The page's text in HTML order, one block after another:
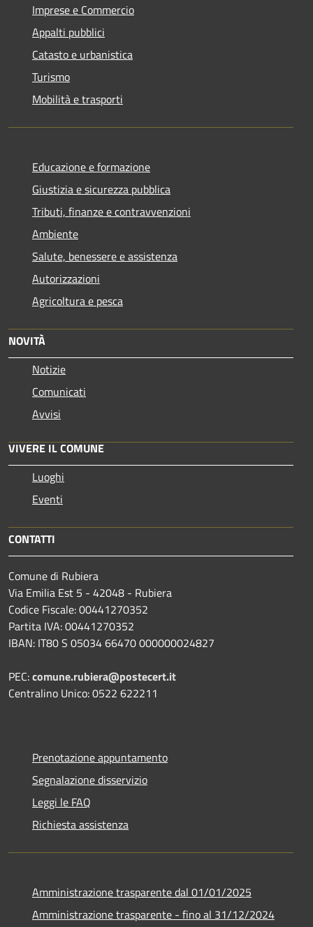
Imprese e Commercio
Appalti pubblici
Catasto e urbanistica
Turismo
Mobilità e trasporti
Educazione e formazione
Giustizia e sicurezza pubblica
Tributi, finanze e contravvenzioni
Ambiente
Salute, benessere e assistenza
Autorizzazioni
Agricoltura e pesca
NOVITÀ
Notizie
Comunicati
Avvisi
VIVERE IL COMUNE
Luoghi
Eventi
CONTATTI
Comune di Rubiera
Via Emilia Est 5 - 42048 - Rubiera
Codice Fiscale: 00441270352
Partita IVA: 00441270352
IBAN: IT80 S 05034 66470 000000024827
PEC:comune.rubiera@postecert.it
Centralino Unico: 0522 622211
Prenotazione appuntamento
Segnalazione disservizio
Leggi le FAQ
Richiesta assistenza
Amministrazione trasparente dal 01/01/2025
Amministrazione trasparente - fino al 31/12/2024